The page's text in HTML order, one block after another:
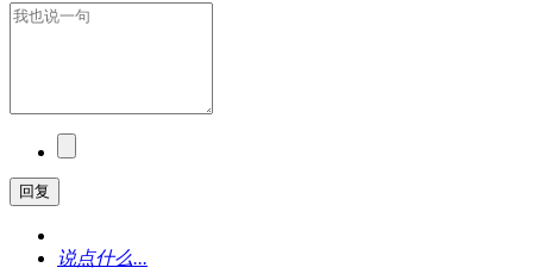
回复
说点什么...